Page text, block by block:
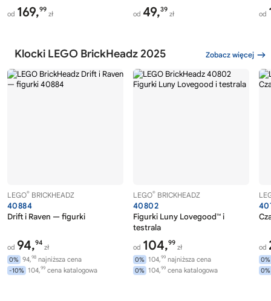
od 169,99
zł od 49,39
zł od
Klocki LEGO BrickHeadz 2025 Zobacz więcej
LEGO® BRICKHEADZ
40884
Drift i Raven — figurki
od 94,94
zł
0% 94,98 najniższa cena
-10% 104,99 cena katalogowa
LEGO® BRICKHEADZ
40802
Figurki Luny Lovegood™ i
testrala
od 104,99
zł
0% 104,99 najniższa cena
0% 104,99 cena katalogowa
od
0%
0%